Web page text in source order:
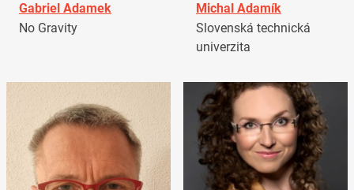
Gabriel Adamek
No Gravity
Michal Adamík
Slovenská technická
univerzita